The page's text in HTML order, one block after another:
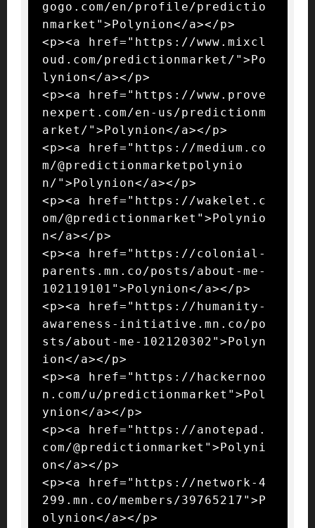
gogo.com/en/profile/predictio
nmarket">Polynion</a></p>
<p><a href="https://www.mixcl
oud.com/predictionmarket/">Po
lynion</a></p>
<p><a href="https://www.prove
nexpert.com/en-us/predictionm
arket/">Polynion</a></p>
<p><a href="https://medium.co
m/@predictionmarketpolynio
n/">Polynion</a></p>
<p><a href="https://wakelet.c
om/@predictionmarket">Polynio
n</a></p>
<p><a href="https://colonial-
parents.mn.co/posts/about-me-
102119101">Polynion</a></p>
<p><a href="https://humanity-
awareness-initiative.mn.co/po
sts/about-me-102120302">Polyn
ion</a></p>
<p><a href="https://hackernoo
n.com/u/predictionmarket">Pol
ynion</a></p>
<p><a href="https://anotepad.
com/@predictionmarket">Polyni
on</a></p>
<p><a href="https://network-4
299.mn.co/members/39765217">P
olynion</a></p>